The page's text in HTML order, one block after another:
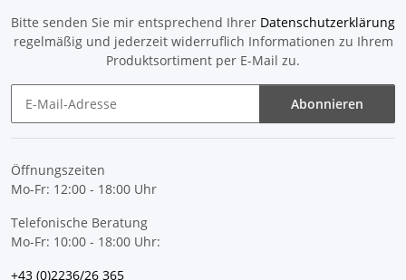
Bitte senden Sie mir entsprechend Ihrer Datenschutzerklärung
regelmäßig und jederzeit widerruflich Informationen zu Ihrem
Produktsortiment per E-Mail zu.
Abonnieren
Öffnungszeiten
Mo-Fr: 12:00 - 18:00 Uhr
Telefonische Beratung
Mo-Fr: 10:00 - 18:00 Uhr:
+43 (0)2236/26 365